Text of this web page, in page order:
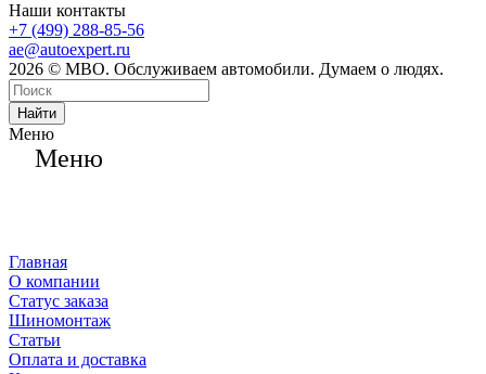
Наши контакты
+7 (499) 288-85-56
ae@autoexpert.ru
2026 © МВО. Обслуживаем автомобили. Думаем о людях.
Найти
Меню
Меню
Главная
О компании
Статус заказа
Шиномонтаж
Статьи
Оплата и доставка